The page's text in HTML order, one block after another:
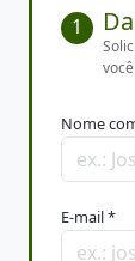
1
Nome
E-mail *